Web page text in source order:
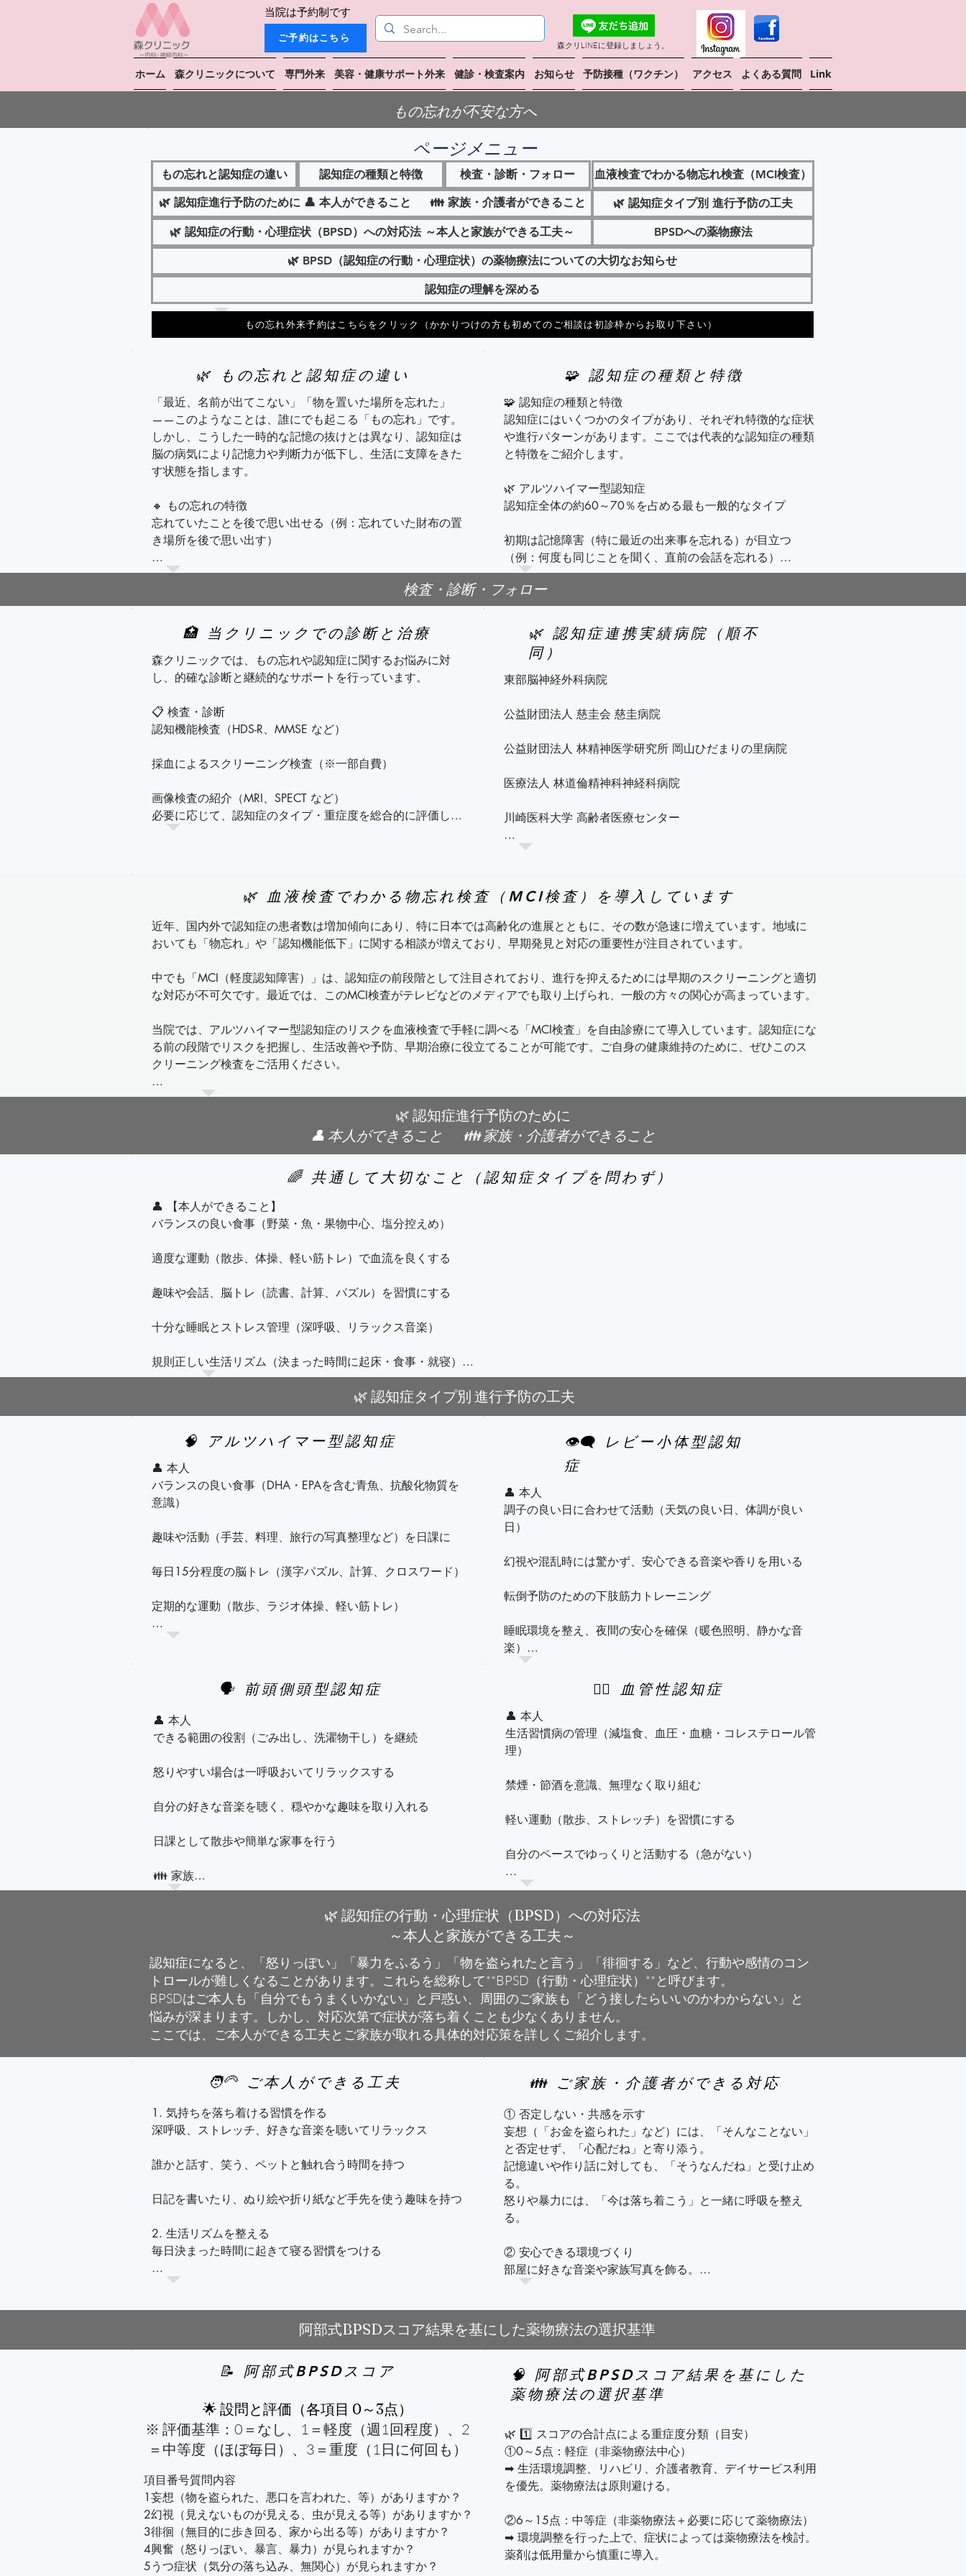
当院は予約制です
ご予約はこちら
森クリLINEに登録しましょう。
ホーム 森クリニックについて 専門外来 美容・健康サポート外来 健診・検査案内 お知らせ 予防接種（ワクチン） アクセス よくある質問 Link
もの忘れが不安な方へ
ページメニュー
もの忘れと認知症の違い 認知症の種類と特徴 検査・診断・フォロー 血液検査でわかる物忘れ検査（MCI検査）
🌿 認知症進行予防のために 👤 本人ができること 👪 家族・介護者ができること 🌿 認知症タイプ別 進行予防の工夫
🌿 認知症の行動・心理症状（BPSD）への対応法 ～本人と家族ができる工夫～ BPSDへの薬物療法
🌿 BPSD（認知症の行動・心理症状）の薬物療法についての大切なお知らせ
認知症の理解を深める
もの忘れ外来予約はこちらをクリック（かかりつけの方も初めてのご相談は初診枠からお取り下さい）
🌿 もの忘れと認知症の違い
「最近、名前が出てこない」「物を置いた場所を忘れた」
——このようなことは、誰にでも起こる「もの忘れ」です。
しかし、こうした一時的な記憶の抜けとは異なり、認知症は
脳の病気により記憶力や判断力が低下し、生活に支障をきた
す状態を指します。
🔸 もの忘れの特徴
忘れていたことを後で思い出せる（例：忘れていた財布の置
き場所を後で思い出す）
ヒントを出すと記憶が蘇る（例：「昨日は何を食べた？」と
日常生活には支障が少ない（会話や買い物、料理などを普通
にこなせる）
🔸 認知症の特徴
とを覚えていない）
た？」と聞いても思い出せない）
時間や場所の感覚がわからなくなる（例：今日が何日かわか
らない、自宅に戻れない）
同じ話を繰り返す、言葉がうまく出てこない
判断力や理解力が低下する（例：お金の管理ができない、詐
欺に遭いやすい）
🌸 わかりやすいポイント
「もの忘れ」は、年齢による自然な変化の一部。
「認知症」は、進行性で生活に影響を及ぼす脳の病気です。
🔹 もの忘れ → 生活に支障なし、ヒントで思い出す
🔹 認知症 → 生活に支障あり、ヒントでも思い出せない
日常生活での「困った」が増えてきた
家族や友人から「最近おかしい」と言われる
森クリニックでは、問診や検査、必要に応じた画像診断を行
🧩 認知症の種類と特徴
🧩 認知症の種類と特徴
認知症にはいくつかのタイプがあり、それぞれ特徴的な症状
や進行パターンがあります。ここでは代表的な認知症の種類
と特徴をご紹介します。
🌿 アルツハイマー型認知症
認知症全体の約60～70％を占める最も一般的なタイプ
初期は記憶障害（特に最近の出来事を忘れる）が目立つ
（例：何度も同じことを聞く、直前の会話を忘れる）
時間や場所がわからなくなる（見当識障害）
（例：自宅に帰れない、日付や曜日を取り違える）
言葉が出にくくなる（失語）
（例：知っているはずの物の名前が出てこない）
（例：炊飯器の使い方を忘れる）
進行に伴い、食事・排泄・着替えなど日常生活に支障が出る
🌿 レビー小体型認知症
（例：会話や理解が良い日と悪い日がある）
（例：いないはずの人影を「いる」と言う）
パーキンソン症状（手の震え、動作緩慢、姿勢の前屈）
転倒しやすい
睡眠中に大声を出したり体を動かす（レム睡眠行動障害）
🌿 前頭側頭型認知症
性格変化や行動異常が初期から目立つタイプ
（例：他人に暴言を吐く、買い物で万引き）
同じものを食べ続けるなどの常同行動
感情のコントロールが難しくなる
症状が階段状に悪化（脳血管イベントごとに認知機能が低
下）
感情のコントロールが難しくなる（うつ状態、易怒性）
歩行障害や尿失禁が同時に見られることも多い
📝 ポイントまとめ
アルツハイマー型記憶障害 → 言語・行動障害へ進行
前頭側頭型性格変化・行動異常（記憶は初期保たれる）
血管性認知症階段状進行、脳梗塞後、注意・判断力低下
🚨 「あれ？」と思ったら早めのご相談を
気になる症状がある場合は、進行を防ぐためにも早期の診断
と対応が大切です。当院では問診・検査を通じて、認知症の
タイプをしっかり見極めます。
検査・診断・フォロー
🏥 当クリニックでの診断と治療
森クリニックでは、もの忘れや認知症に関するお悩みに対
し、的確な診断と継続的なサポートを行っています。
📋 検査・診断
認知機能検査（HDS-R、MMSE など）
採血によるスクリーニング検査（※一部自費）
画像検査の紹介（MRI、SPECT など）
必要に応じて、認知症のタイプ・重症度を総合的に評価しま
す。
必要な場合には迅速にご紹介します。
💊 治療
薬物療法（コリンエステラーゼ阻害薬、NMDA受容体拮抗
薬、抗パーキンソン病薬 など）
非薬物療法（リハビリテーション、生活指導、家族支援）
📝 当院の特徴
認知症スクリーニング検査（認知機能検査・採血評価）を実
施（※一部自費）
専門病院への紹介も可能（最新治療の希望に対応）
介護保険申請用の「主治医意見書」作成も承ります
🌿 認知症連携実績病院（順不
同）
東部脳神経外科病院
公益財団法人 慈圭会 慈圭病院
公益財団法人 林精神医学研究所 岡山ひだまりの里病院
医療法人 林道倫精神科神経科病院
川崎医科大学 高齢者医療センター
一般財団法人 河田病院
日本赤十字社 岡山赤十字病院 精神神経科
🌿 上記以外にも、患者様のご希望に応じた連携医療機関への
ご紹介が可能です。お気軽にご相談ください。
🌿 血液検査でわかる物忘れ検査（MCI検査）を導入しています
近年、国内外で認知症の患者数は増加傾向にあり、特に日本では高齢化の進展とともに、その数が急速に増えています。地域に
おいても「物忘れ」や「認知機能低下」に関する相談が増えており、早期発見と対応の重要性が注目されています。
中でも「MCI（軽度認知障害）」は、認知症の前段階として注目されており、進行を抑えるためには早期のスクリーニングと適切
な対応が不可欠です。最近では、このMCI検査がテレビなどのメディアでも取り上げられ、一般の方々の関心が高まっています。
当院では、アルツハイマー型認知症のリスクを血液検査で手軽に調べる「MCI検査」を自由診療にて導入しています。認知症にな
る前の段階でリスクを把握し、生活改善や予防、早期治療に役立てることが可能です。ご自身の健康維持のために、ぜひこのス
クリーニング検査をご活用ください。
検査内容は2種類
アルツハイマー病の原因物質と関連のある3種類のタンパク質を測定します。
● APOE遺伝子型検査（採血量 5ml）
アルツハイマー病に関連する遺伝子型（APOE遺伝子）を調べる検査です。
特に、APOE遺伝子の「ε4」を多く持つ方はアルツハイマー病発症リスクが高いとされています。
🏥 検査料金（別途消費税）
🌿 認知症進行予防のために
👤 本人ができること 👪 家族・介護者ができること
🌈 共通して大切なこと（認知症タイプを問わず）
👤 【本人ができること】
バランスの良い食事（野菜・魚・果物中心、塩分控えめ）
適度な運動（散歩、体操、軽い筋トレ）で血流を良くする
趣味や会話、脳トレ（読書、計算、パズル）を習慣にする
十分な睡眠とストレス管理（深呼吸、リラックス音楽）
規則正しい生活リズム（決まった時間に起床・食事・就寝）
医師の指示に従い、服薬と健康管理（血圧・血糖）を続ける
👪 【家族・介護者ができること】
本人の自立を尊重しつつ、困った時に支援（できることは任せる）
一緒に運動や会話、趣味を楽しむ（外出・散歩の機会づくり）
🌿 認知症タイプ別 進行予防の工夫
🧠 アルツハイマー型認知症
👤 本人
バランスの良い食事（DHA・EPAを含む青魚、抗酸化物質を
意識）
趣味や活動（手芸、料理、旅行の写真整理など）を日課に
毎日15分程度の脳トレ（漢字パズル、計算、クロスワード）
定期的な運動（散歩、ラジオ体操、軽い筋トレ）
自分の得意分野を活かして家事や趣味を続ける
簡単な予定表を作り、毎日見せる（今日の予定、夕食メニュ
ー）
「できること」を尊重し、本人の役割（掃除、洗濯物たたみ
👁️‍🗨️ レビー小体型認知
症
👤 本人
調子の良い日に合わせて活動（天気の良い日、体調が良い
日）
幻視や混乱時には驚かず、安心できる音楽や香りを用いる
転倒予防のための下肢筋力トレーニング
睡眠環境を整え、夜間の安心を確保（暖色照明、静かな音
楽）
幻視については否定せず「大丈夫」と受け止める
転倒防止のため手すり・滑り止めマット設置
服薬管理を徹底（複数の薬剤を把握し、時間を守る）
🗣️ 前頭側頭型認知症
👤 本人
できる範囲の役割（ごみ出し、洗濯物干し）を継続
怒りやすい場合は一呼吸おいてリラックスする
自分の好きな音楽を聴く、穏やかな趣味を取り入れる
日課として散歩や簡単な家事を行う
👪 家族
突発的な怒りや反社会的行動に冷静に対応（口論を避ける）
スケジュールを定型化し、日常のリズムを守る
社会的マナー逸脱は、周囲に丁寧に説明
生活空間をシンプルに整え、混乱を防ぐ
単調な作業（折り紙、塗り絵）を一緒に行う
🚶‍♂️ 血管性認知症
👤 本人
生活習慣病の管理（減塩食、血圧・血糖・コレステロール管
理）
禁煙・節酒を意識、無理なく取り組む
軽い運動（散歩、ストレッチ）を習慣にする
自分のペースでゆっくりと活動する（急がない）
👪 家族
健康管理（血圧・血糖チェック、薬の管理）を支援
食事の工夫（減塩・栄養バランス）、誤嚥予防を意識
転倒防止の工夫（手すり、滑り止め、段差解消）
判断力低下に備え、重要な決断は一緒に行う
外出は無理なく、散歩や日光浴を一緒に楽しむ
🌿 認知症の行動・心理症状（BPSD）への対応法
～本人と家族ができる工夫～
認知症になると、「怒りっぽい」「暴力をふるう」「物を盗られたと言う」「徘徊する」など、行動や感情のコン
トロールが難しくなることがあります。これらを総称して**BPSD（行動・心理症状）**と呼びます。
BPSDはご本人も「自分でもうまくいかない」と戸惑い、周囲のご家族も「どう接したらいいのかわからない」と
悩みが深まります。しかし、対応次第で症状が落ち着くことも少なくありません。
ここでは、ご本人ができる工夫とご家族が取れる具体的対応策を詳しくご紹介します。
🧑‍🦳 ご本人ができる工夫
1. 気持ちを落ち着ける習慣を作る
深呼吸、ストレッチ、好きな音楽を聴いてリラックス
誰かと話す、笑う、ペットと触れ合う時間を持つ
日記を書いたり、ぬり絵や折り紙など手先を使う趣味を持つ
2. 生活リズムを整える
毎日決まった時間に起きて寝る習慣をつける
朝日を浴びて体内時計をリセット
夜間にトイレに行きやすい場合、寝る前の水分は控えめに
3. できることは続ける
洗濯物をたたむ、簡単な料理を作るなど、役割を持つ
家族と一緒に買い物や散歩に行く
季節ごとの行事（例えばお花見や節分）を楽しむ
👪 ご家族・介護者ができる対応
① 否定しない・共感を示す
妄想（「お金を盗られた」など）には、「そんなことない」
と否定せず、「心配だね」と寄り添う。
記憶違いや作り話に対しても、「そうなんだね」と受け止め
る。
怒りや暴力には、「今は落ち着こう」と一緒に呼吸を整え
る。
② 安心できる環境づくり
部屋に好きな音楽や家族写真を飾る。
迷いやすい場所（トイレ・玄関）に大きな表示や矢印をつけ
部屋の温度・湿度・照明を快適に保ち、不快感を減らす。
室内を片付け、転倒防止マットを敷く。
③ 日常の流れを安定させる
起床・食事・入浴・就寝時間を毎日同じにする。
食事やトイレ誘導は声掛けと一緒に手を添える。
④ 気分転換を取り入れる
好きなテレビ番組や音楽でリラックス。
簡単な家事や作業（洗濯物たたみ、新聞の整理）を手伝って
もらう。
天気の良い日は散歩や外気浴を勧める。
季節のイベント（お花見、節分、誕生日）を一緒に楽しむ。
阿部式BPSDスコア結果を基にした薬物療法の選択基準
📝 阿部式BPSDスコア
🌟 設問と評価（各項目 0～3点）
※ 評価基準：0＝なし、1＝軽度（週1回程度）、2
＝中等度（ほぼ毎日）、3＝重度（1日に何回も）
項目番号質問内容
1妄想（物を盗られた、悪口を言われた、等）がありますか？
2幻視（見えないものが見える、虫が見える等）がありますか？
3徘徊（無目的に歩き回る、家から出る等）がありますか？
4興奮（怒りっぽい、暴言、暴力）が見られますか？
5うつ症状（気分の落ち込み、無関心）が見られますか？
🧠 阿部式BPSDスコア結果を基にした
薬物療法の選択基準
🌿 1️⃣ スコアの合計点による重症度分類（目安）
①0～5点：軽症（非薬物療法中心）
➡ 生活環境調整、リハビリ、介護者教育、デイサービス利用
を優先。薬物療法は原則避ける。
②6～15点：中等症（非薬物療法＋必要に応じて薬物療法）
➡ 環境調整を行った上で、症状によっては薬物療法を検討。
薬剤は低用量から慎重に導入。